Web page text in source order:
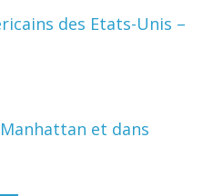
des Etats-Unis –
et dans